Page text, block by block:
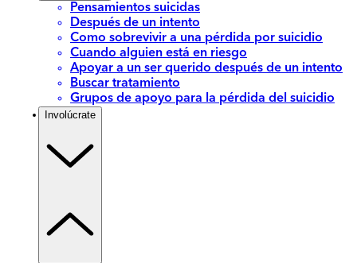
Pensamientos suicidas
Después de un intento
Como sobrevivir a una pérdida por suicidio
Cuando alguien está en riesgo
Apoyar a un ser querido después de un intento
Buscar tratamiento
Grupos de apoyo para la pérdida del suicidio
Involúcrate